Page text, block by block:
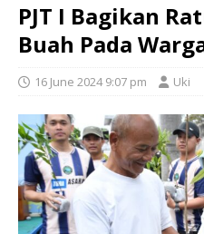
PJT I Bagikan
Buah Pada
16 June 2024 9:07 pm Uki